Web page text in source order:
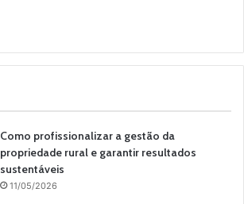
Como profissionalizar a gestão da
propriedade rural e garantir resultados
sustentáveis
11/05/2026